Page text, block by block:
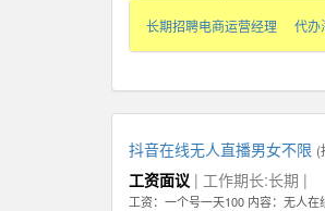
长期招聘电商运营经理 代办
抖音在线无人直播男女不限 (
工资面议 | 工作期长:长期 |
工资：一个号一天100 内容：无人